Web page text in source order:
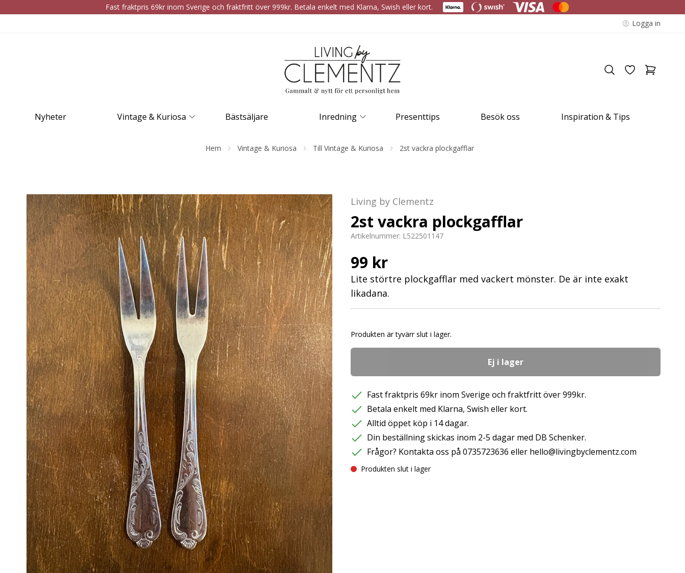
Fast fraktpris 69kr inom Sverige och fraktfritt över 999kr. Betala enkelt med Klarna, Swish eller kort.
Logga in
Nyheter Vintage & Kuriosa Bästsäljare Inredning Presenttips Besök oss Inspiration & Tips
Hem Vintage & Kuriosa Till Vintage & Kuriosa 2st vackra plockgafflar
Living by Clementz
2st vackra plockgafflar
Artikelnummer: L522501147
99 kr
Lite störtre plockgafflar med vackert mönster. De är inte exakt
likadana.
Produkten är tyvärr slut i lager.
Ej i lager
Fast fraktpris 69kr inom Sverige och fraktfritt över 999kr.
Betala enkelt med Klarna, Swish eller kort.
Alltid öppet köp i 14 dagar.
Din beställning skickas inom 2-5 dagar med DB Schenker.
Frågor? Kontakta oss på 0735723636 eller hello@livingbyclementz.com
Produkten slut i lager